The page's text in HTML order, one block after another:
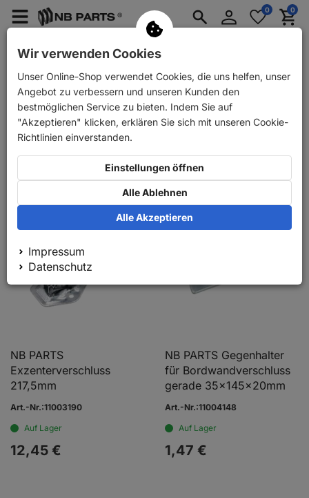
Menü
PKW Anhänger Ersatzteile
AnmeldenMerkzettel
aufklappen
0 0
PKW Anhänger Ersatzteile Bauteile Verschlüsse und
Exzenterverschlüsse
Relevanz
100 1
NB PARTS
Exzenterverschluss
217,5mm
Art.-Nr.:11003190
Auf Lager
12,45 €
NB PARTS Gegenhalter
für Bordwandverschluss
gerade 35x145x20mm
Art.-Nr.:11004148
Auf Lager
1,47 €
Wir verwenden Cookies
Unser Online-Shop verwendet Cookies, die uns helfen, unser
Angebot zu verbessern und unseren Kunden den
bestmöglichen Service zu bieten. Indem Sie auf
"Akzeptieren" klicken, erklären Sie sich mit unseren Cookie-
Richtlinien einverstanden.
Einstellungen öffnen
Alle Ablehnen
Alle Akzeptieren
Impressum
Datenschutz